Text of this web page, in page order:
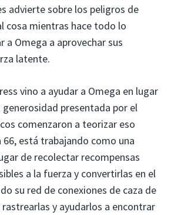
advierte sobre los peligros de
cosa mientras hace todo lo
a Omega a aprovechar sus
latente.
vino a ayudar a Omega en lugar
presentada por el
comenzaron a teorizar eso
66, está trabajando como una
de recolectar recompensas
a la fuerza y ​​convertirlas en el
su red de conexiones de caza de
y ayudarlos a encontrar